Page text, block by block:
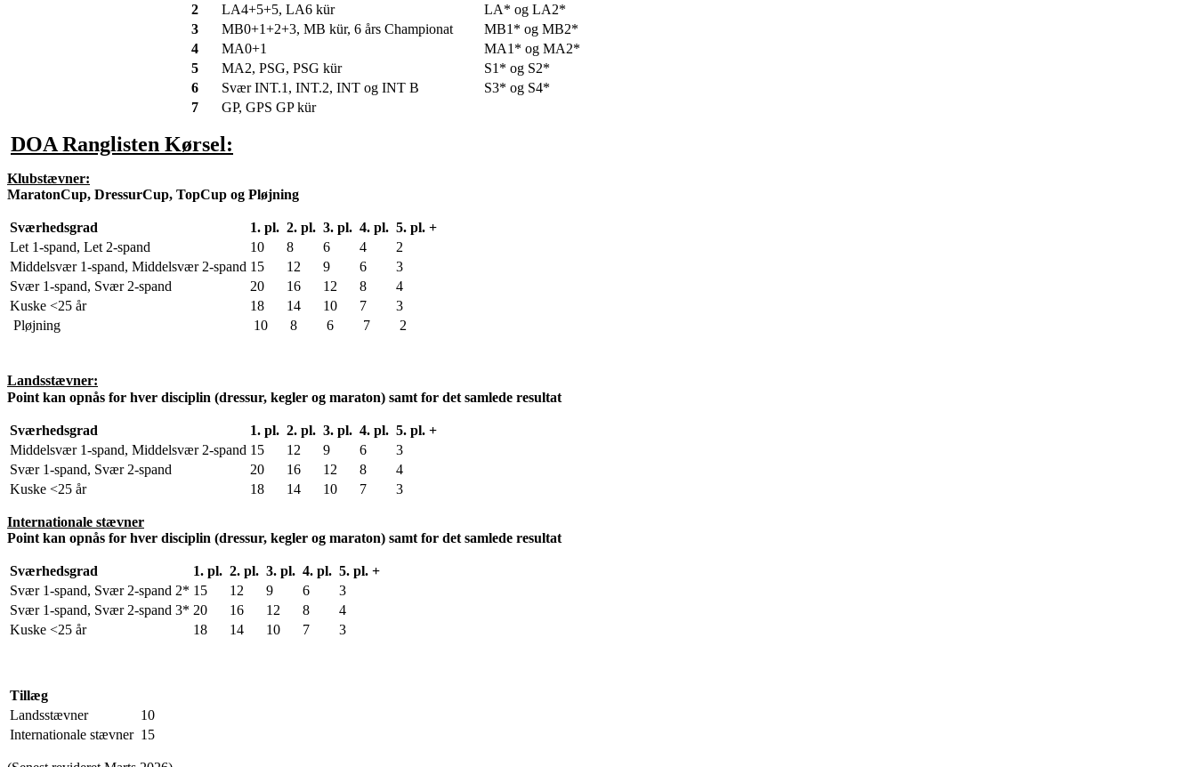
2
LA4+5+5, LA6 kür
LA* og LA2*
3
MB0+1+2+3, MB kür, 6 års Championat
MB1* og MB2*
4
MA0+1
MA1* og MA2*
5
MA2, PSG, PSG kür
S1* og S2*
6
Svær INT.1, INT.2, INT og INT B
S3* og S4*
7
GP, GPS GP kür
DOA Ranglisten Kørsel:
Klubstævner:
MaratonCup, DressurCup, TopCup og Pløjning
Sværhedsgrad 1. pl. 2. pl. 3. pl. 4. pl. 5. pl. +
Let 1-spand, Let 2-spand
10 8 6 4
2
Middelsvær 1-spand, Middelsvær 2-spand 15 12 9 6
3
Svær 1-spand, Svær 2-spand
20 16 12 8
4
Kuske <25 år
18 14 10 7
3
Pløjning
10 8 6 7 2
Landsstævner:
Point kan opnås for hver disciplin (dressur, kegler og maraton) samt for det samlede resultat
Sværhedsgrad 1. pl. 2. pl. 3. pl. 4. pl. 5. pl. +
Middelsvær 1-spand, Middelsvær 2-spand 15 12 9 6
3
Svær 1-spand, Svær 2-spand
20 16 12 8
4
Kuske <25 år
18 14 10 7 3
Internationale stævner
Point kan opnås for hver disciplin (dressur, kegler og maraton) samt for det samlede resultat
Sværhedsgrad 1. pl. 2. pl. 3. pl. 4. pl. 5. pl. +
Svær 1-spand, Svær 2-spand 2* 15 12 9 6
3
Svær 1-spand, Svær 2-spand 3* 20 16 12 8
4
Kuske <25 år
18 14 10 7 3
Tillæg
Landsstævner
10
Internationale stævner 15